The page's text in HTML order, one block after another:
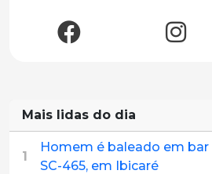
Mais lidas do dia
1
Homem é baleado em
SC-465, em Ibicaré